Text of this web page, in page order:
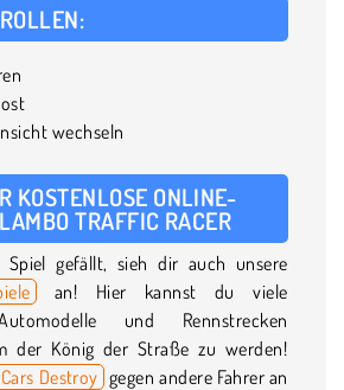
wechseln
KOSTENLOSE ONLINE-
TRAFFIC RACER
Spiel gefällt, sieh dir auch unsere
an! Hier kannst du viele
und Rennstrecken
der König der Straße zu werden!
Destroy gegen andere Fahrer an